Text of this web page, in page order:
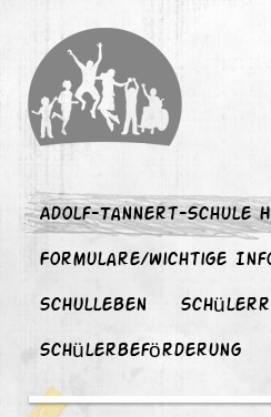
Adolf-Tannert-Schule
Formulare/wichtige
Schulleben
Schülerbeförderung